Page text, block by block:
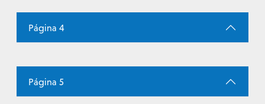
Página 4
Página 5